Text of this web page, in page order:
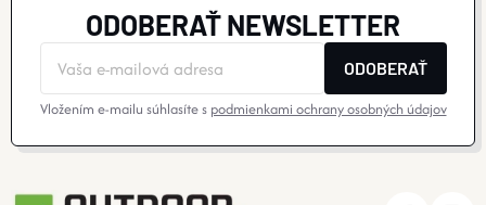
ODOBERAŤ NEWSLETTER
ODOBERAŤ
Vložením e-mailu súhlasíte s podmienkami ochrany osobných údajov